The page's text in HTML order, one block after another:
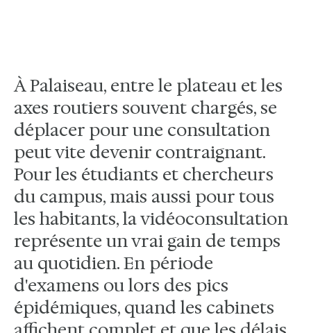
À Palaiseau, entre le plateau et les
axes routiers souvent chargés, se
déplacer pour une consultation
peut vite devenir contraignant.
Pour les étudiants et chercheurs
du campus, mais aussi pour tous
les habitants, la vidéoconsultation
représente un vrai gain de temps
au quotidien. En période
d'examens ou lors des pics
épidémiques, quand les cabinets